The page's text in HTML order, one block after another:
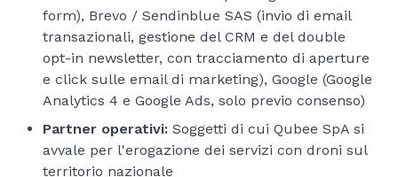
form), Brevo / Sendinblue SAS (invio di email
transazionali, gestione del CRM e del double
opt-in newsletter, con tracciamento di aperture
e click sulle email di marketing), Google (Google
Analytics 4 e Google Ads, solo previo consenso)
Partner operativi: Soggetti di cui Qubee SpA si
avvale per l'erogazione dei servizi con droni sul
territorio nazionale